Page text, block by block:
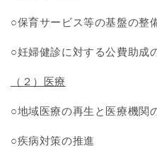
○保育サービス等の基盤の整
○妊婦健診に対する公費助成
（２）医療
○地域医療の再生と医療機関
○疾病対策の推進